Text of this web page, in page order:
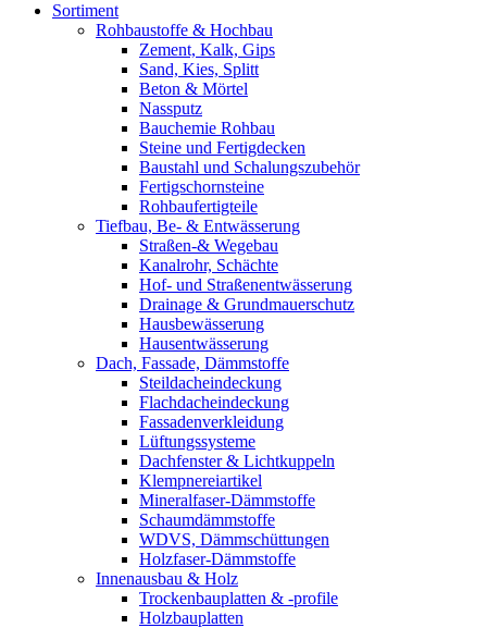
Sortiment
Rohbaustoffe & Hochbau
Zement, Kalk, Gips
Sand, Kies, Splitt
Beton & Mörtel
Nassputz
Bauchemie Rohbau
Steine und Fertigdecken
Baustahl und Schalungszubehör
Fertigschornsteine
Rohbaufertigteile
Tiefbau, Be- & Entwässerung
Straßen-& Wegebau
Kanalrohr, Schächte
Hof- und Straßenentwässerung
Drainage & Grundmauerschutz
Hausbewässerung
Hausentwässerung
Dach, Fassade, Dämmstoffe
Steildacheindeckung
Flachdacheindeckung
Fassadenverkleidung
Lüftungssysteme
Dachfenster & Lichtkuppeln
Klempnereiartikel
Mineralfaser-Dämmstoffe
Schaumdämmstoffe
WDVS, Dämmschüttungen
Holzfaser-Dämmstoffe
Innenausbau & Holz
Trockenbauplatten & -profile
Holzbauplatten